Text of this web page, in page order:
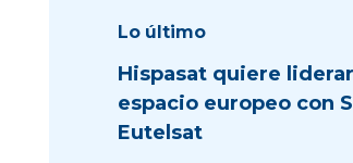
Lo último
Hispasat quiere
espacio europeo con
Eutelsat